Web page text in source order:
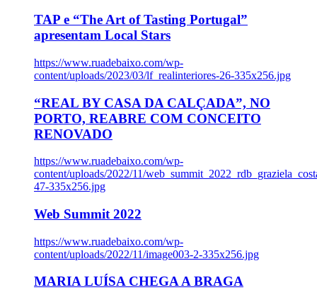
TAP e “The Art of Tasting Portugal”
apresentam Local Stars
https://www.ruadebaixo.com/wp-
content/uploads/2023/03/lf_realinteriores-26-335x256.jpg
“REAL BY CASA DA CALÇADA”, NO
PORTO, REABRE COM CONCEITO
RENOVADO
https://www.ruadebaixo.com/wp-
content/uploads/2022/11/
47-335x256.jpg
Web Summit 2022
https://www.ruadebaixo.com/wp-
content/uploads/2022/11/image003-2-335x256.jpg
MARIA LUÍSA CHEGA A BRAGA